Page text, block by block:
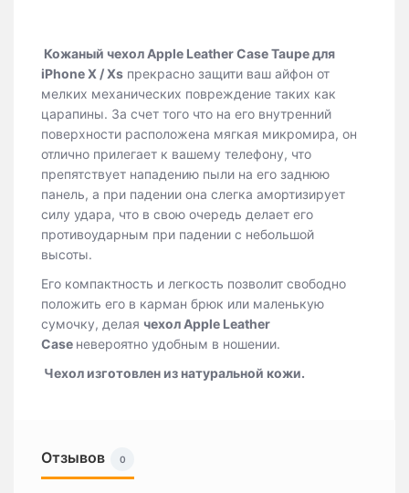
Кожаный чехол Apple Leather Case Taupe для
iPhone X / Xs прекрасно защити ваш айфон от
мелких механических повреждение таких как
царапины. За счет того что на его внутренний
поверхности расположена мягкая микромира, он
отлично прилегает к вашему телефону, что
препятствует нападению пыли на его заднюю
панель, а при падении она слегка амортизирует
силу удара, что в свою очередь делает его
противоударным при падении с небольшой
высоты.
Его компактность и легкость позволит свободно
положить его в карман брюк или маленькую
сумочку, делая чехол Apple Leather
Case невероятно удобным в ношении.
Чехол изготовлен из натуральной кожи.
Отзывов 0